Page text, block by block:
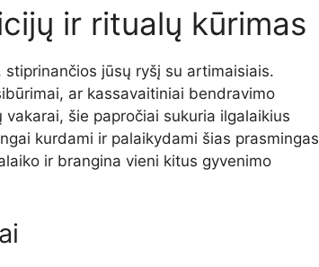
ir ritualų kūrimas
jūsų ryšį su artimaisiais.
ar kassavaitiniai bendravimo
šie papročiai sukuria ilgalaikius
kurdami ir palaikydami šias prasmingas
ir brangina vieni kitus gyvenimo